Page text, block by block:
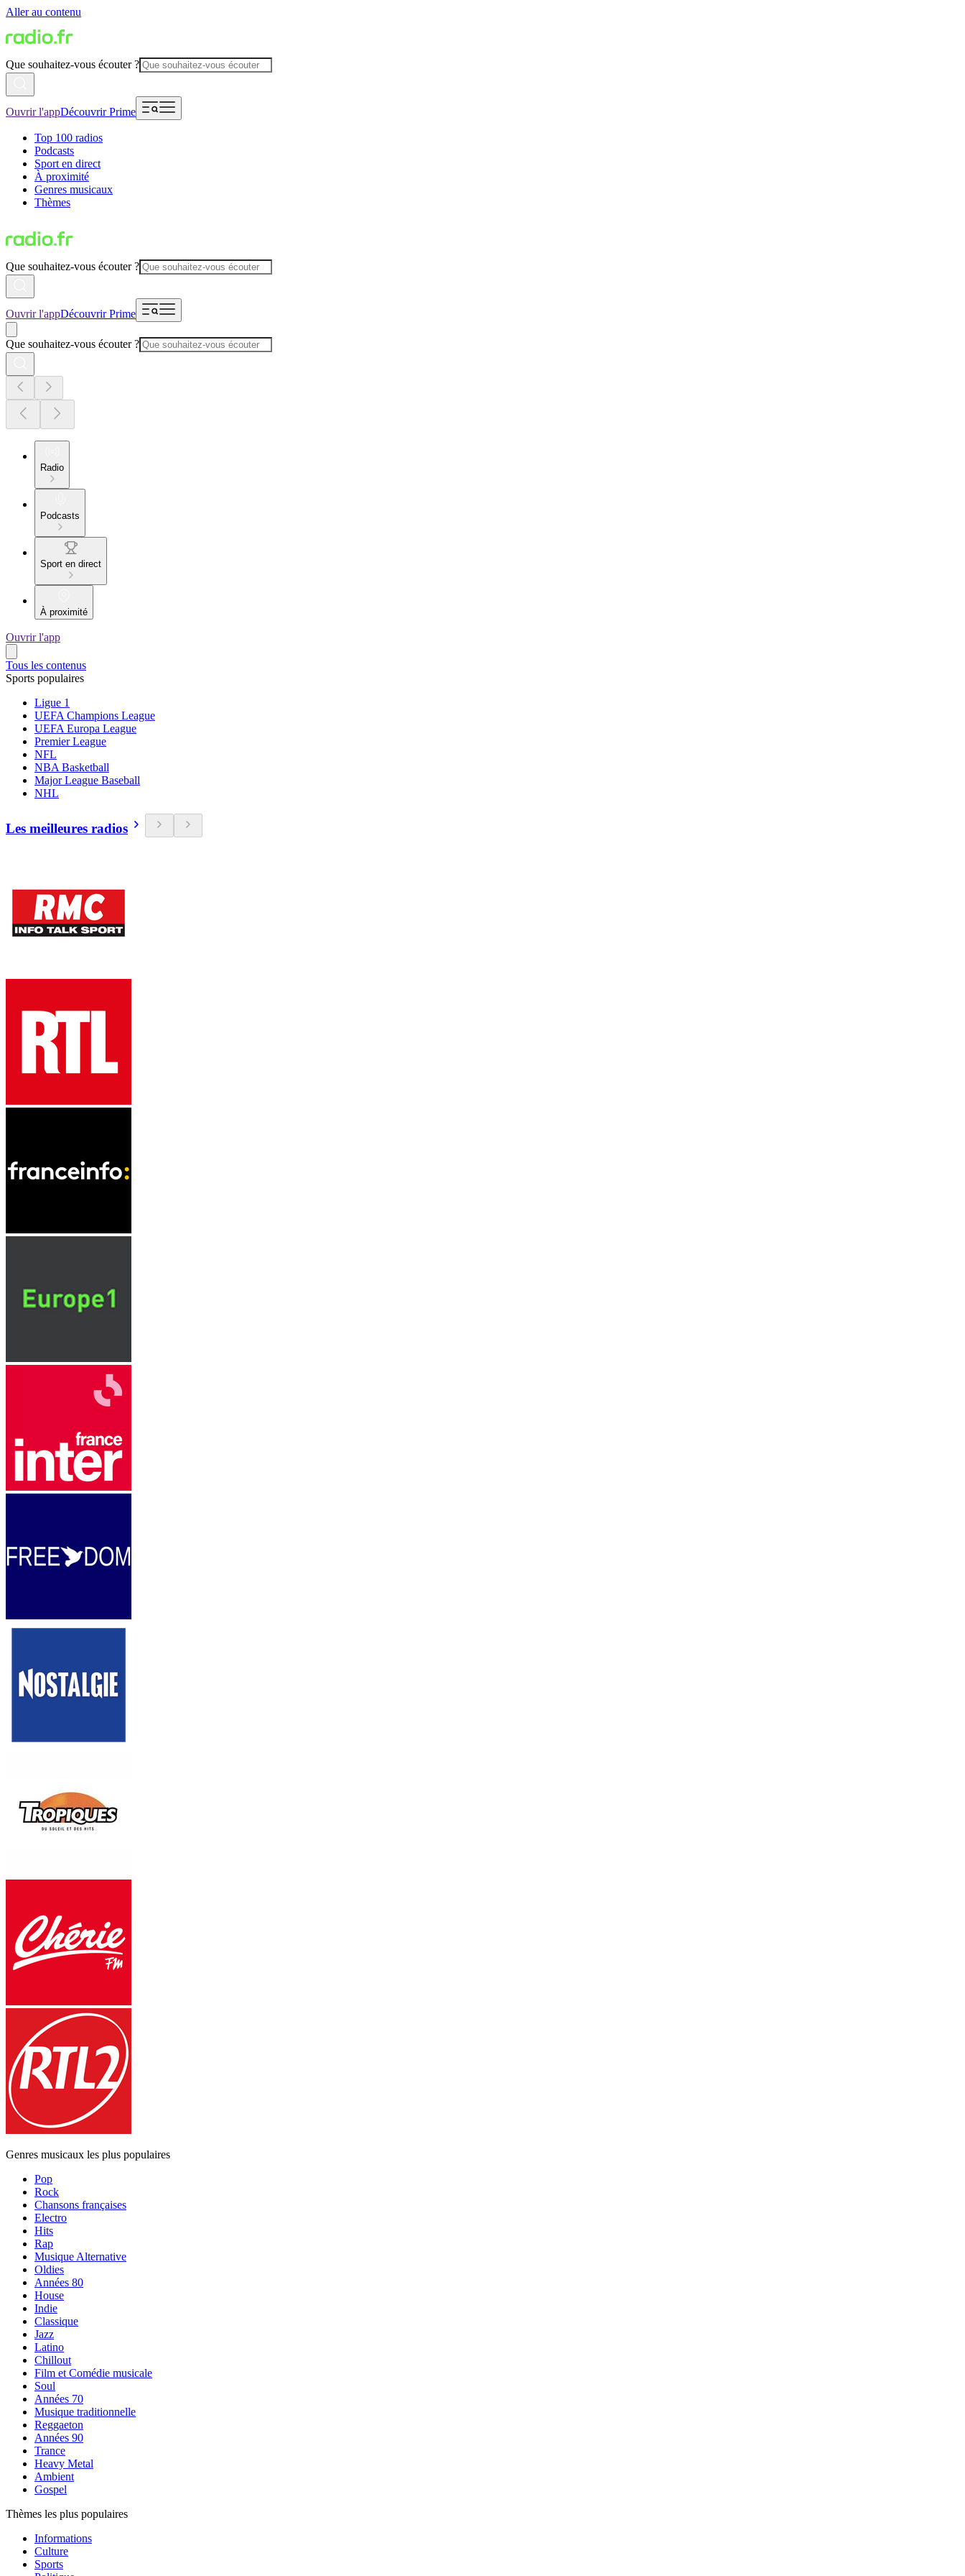
Aller au contenu
Que souhaitez-vous écouter ?
Ouvrir l'appDécouvrir Prime
Top 100 radios
Podcasts
Sport en direct
À proximité
Genres musicaux
Thèmes
Que souhaitez-vous écouter ?
Ouvrir l'appDécouvrir Prime
Que souhaitez-vous écouter ?
Radio
Podcasts
Sport en direct
À proximité
Ouvrir l'app
Tous les contenus
Sports populaires
Ligue 1
UEFA Champions League
UEFA Europa League
Premier League
NFL
NBA Basketball
Major League Baseball
NHL
Les meilleures radios
Genres musicaux les plus populaires
Pop
Rock
Chansons françaises
Electro
Hits
Rap
Musique Alternative
Oldies
Années 80
House
Indie
Classique
Jazz
Latino
Chillout
Film et Comédie musicale
Soul
Années 70
Musique traditionnelle
Reggaeton
Années 90
Trance
Heavy Metal
Ambient
Gospel
Thèmes les plus populaires
Informations
Culture
Sports